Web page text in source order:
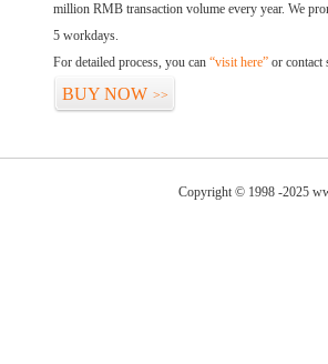
million RMB transaction volume every year. We
5 workdays.
For detailed process, you can “visit here” or contact
BUY NOW >>
Copyright © 1998 -2025